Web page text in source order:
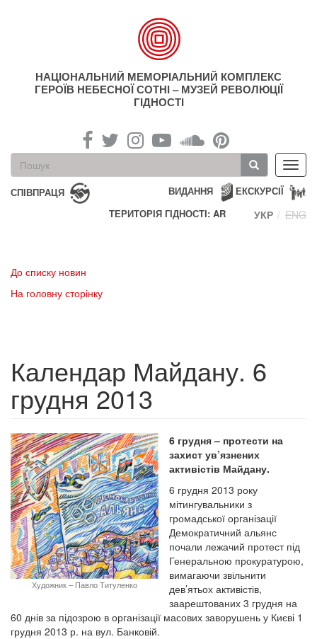
НАЦІОНАЛЬНИЙ МЕМОРІАЛЬНИЙ КОМПЛЕКС
ГЕРОЇВ НЕБЕСНОЇ СОТНІ – МУЗЕЙ РЕВОЛЮЦІЇ
ГІДНОСТІ
Пошукова
форма
Пошук
СПІВПРАЦЯ ЕКСКУРСІЇ
ВИДАННЯ
ТЕРИТОРІЯ ГІДНОСТІ: AR
УКР ENG
До списку новин
На головну сторінку
Календар Майдану. 6
грудня 2013
Художник – Павло Титуленко
6 грудня – протести на
захист ув’язнених
активістів Майдану.
6 грудня 2013 року
мітингувальники з
громадської організації
Демократичний альянс
почали лежачий протест під
Генеральною прокуратурою,
вимагаючи звільнити
дев’ятьох активістів,
заарештованих 3 грудня на
60 днів за підозрою в організації масових заворушень у Києві 1
грудня 2013 р. на вул. Банковій.